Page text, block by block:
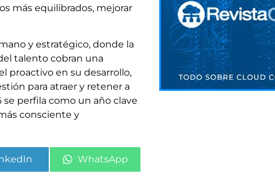
más equilibrados, mejorar
y estratégico, donde la
talento cobran una
proactivo en su desarrollo,
para atraer y retener a
se perfila como un año clave
consciente y
WhatsApp